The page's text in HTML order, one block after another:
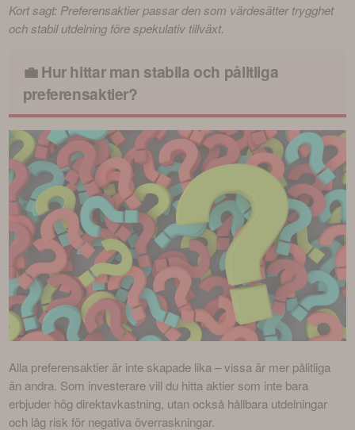
Kort sagt: Preferensaktier passar den som värdesätter trygghet
och stabil utdelning före spekulativ tillväxt.
💼 Hur hittar man stabila och pålitliga
preferensaktier?
Alla preferensaktier är inte skapade lika – vissa är mer pålitliga
än andra. Som investerare vill du hitta aktier som inte bara
erbjuder hög direktavkastning, utan också hållbara utdelningar
och låg risk för negativa överraskningar.